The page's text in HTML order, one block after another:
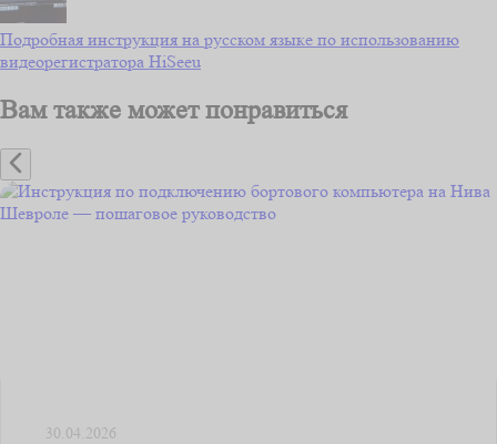
Подробная инструкция на русском языке по использованию
видеорегистратора HiSeeu
Вам также может понравиться
30.04.2026